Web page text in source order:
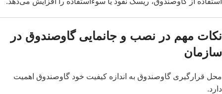
نکات مهم در نصب و جانمایی گاوصندوق در
سازمان
محل قرارگیری گاوصندوق به اندازه کیفیت خود گاوصندوق اهمیت
دارد.